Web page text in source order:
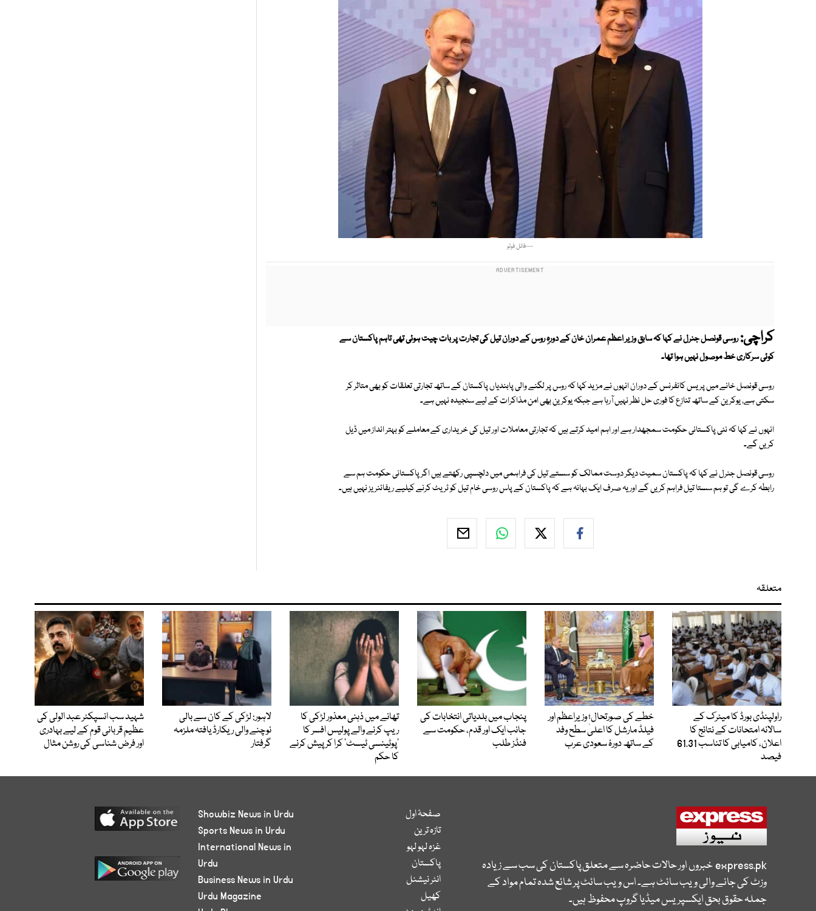
—فائل فوٹو
کراچی:روسی قونصل جنرل نے کہا کہ سابق وزیر اعظم عمران خان کے دورہِ روس کے دوران تیل کی تجارت پر بات چیت ہوئی تھی تاہم پاکستان سے
کوئی سرکاری خط موصول نہیں ہوا تھا۔
روسی قونصل خانے میں پریس کانفرنس کے دوران انہوں نے مزید کہا کہ روس پر لگنے والی پابندیاں پاکستان کے ساتھ تجارتی تعلقات کو بھی متاثر کر
سکتی ہے، یوکرین کے ساتھ تنازع کا فوری حل نظر نہیں آرہا ہے جبکہ یوکرین بھی امن مذاکرات کے لیے سنجیدہ نہیں ہے۔
انہوں نے کہا کہ نئی پاکستانی حکومت سمجھدار ہے اور اہم امید کرتے ہیں کہ تجارتی معاملات اور تیل کی خریداری کے معاملے کو بہتر انداز میں ڈیل
کریں گے۔
روسی قونصل جنرل نے کہا کہ پاکستان سمیت دیگر دوست ممالک کو سستے تیل کی فراہمی میں دلچسپی رکھتے ہیں اگر پاکستانی حکومت ہم سے
رابطہ کرے گی تو ہم سستا تیل فراہم کریں گے اور یہ صرف ایک بہانہ ہے کہ پاکستان کے پاس روسی خام تیل کو ٹریٹ کرنے کیلیے ریفائنریز نہیں ہیں۔
متعلقہ
راولپنڈی بورڈ کا میٹرک کے
سالانہ امتحانات کے نتائج کا
اعلان، کامیابی کا تناسب 61.31
فیصد
خطے کی صورتحال؛ وزیراعظم اور
فیلڈ مارشل کا اعلیٰ سطح وفد
کے ساتھ دورۂ سعودی عرب
پنجاب میں بلدیاتی انتخابات کی
جانب ایک اور قدم، حکومت سے
فنڈز طلب
تھانے میں ذہنی معذور لڑکی کا
ریپ کرنے والے پولیس افسر کا
’پوٹینسی ٹیسٹ‘ کرا کر پیش کرنے
کا حکم
لاہور: لڑکی کے کان سے بالی
نوچنے والی ریکارڈ یافتہ ملزمہ
گرفتار
شہید سب انسپکٹر عبد الولی کی
عظیم قربانی قوم کے لیے بہادری
اور فرض شناسی کی روشن مثال
express.pkخبروں اور حالات حاضرہ سے متعلق پاکستان کی سب سے زیادہ
وزٹ کی جانے والی ویب سائٹ ہے۔ اس ویب سائٹ پر شائع شدہ تمام مواد کے
جملہ حقوق بحق ایکسپریس میڈیا گروپ محفوظ ہیں۔
صفحۂ اول
تازہ ترین
غزہ لہو لہو
پاکستان
انٹر نیشنل
کھیل
Showbiz News in Urdu
Sports News in Urdu
International News in
Urdu
Business News in Urdu
Urdu Magazine